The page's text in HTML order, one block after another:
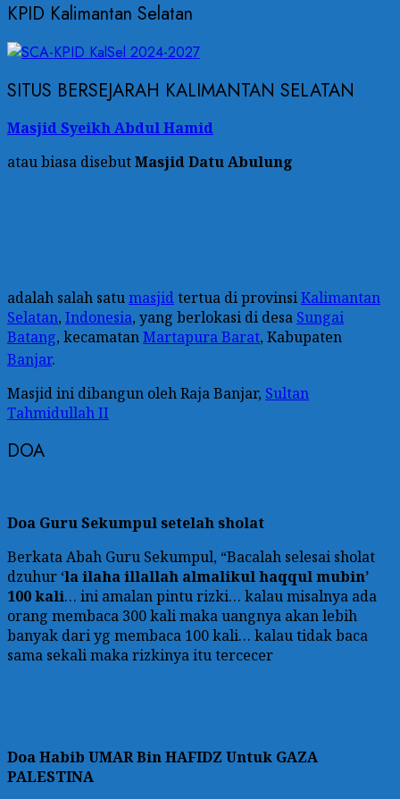
KPID Kalimantan Selatan
SITUS BERSEJARAH KALIMANTAN SELATAN
Masjid Syeikh Abdul Hamid
atau biasa disebutMasjid Datu Abulung
adalah salah satumasjidtertua di provinsiKalimantan
Selatan, Indonesia, yang berlokasi di desa Sungai
Batang, kecamatanMartapura Barat, Kabupaten
Banjar.
Masjid ini dibangun oleh Raja Banjar, Sultan
Tahmidullah II
DOA
Doa Guru Sekumpul setelah sholat
Berkata Abah Guru Sekumpul, “Bacalah selesai sholat
dzuhur ‘la ilaha illallah almalikul haqqul mubin’
100 kali… ini amalan pintu rizki… kalau misalnya ada
orang membaca 300 kali maka uangnya akan lebih
banyak dari yg membaca 100 kali… kalau tidak baca
sama sekali maka rizkinya itu tercecer
DoaHabib UMAR Bin HAFIDZ Untuk GAZA
PALESTINA